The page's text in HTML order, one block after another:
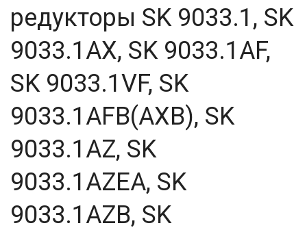
редукторы SK 9033.1, SK
9033.1AX, SK 9033.1AF,
SK 9033.1VF, SK
9033.1AFB(AXB), SK
9033.1AZ, SK
9033.1AZEA, SK
9033.1AZB, SK